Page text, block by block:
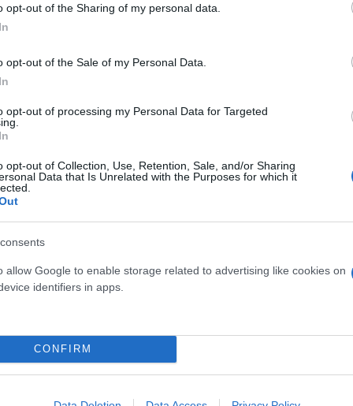
opt-out of the Sharing of my personal data.
opt-out of the Sale of my Personal Data.
opt-out of processing my Personal Data for Targeted
opt-out of Collection, Use, Retention, Sale, and/or Sharing
Data that Is Unrelated with the Purposes for which it
allow Google to enable storage related to advertising like cookies on
identifiers in apps.
CONFIRM
Flash.grστην αναζήτηση τηςGoogle